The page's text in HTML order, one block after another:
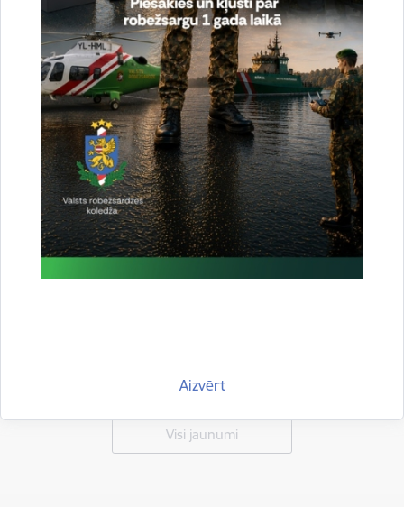
Aizvērt
Noslēgušās Valsts robežsardzes organizētas
starptautiskās operatīvi - taktiskās mācības
“RONIS 2026”
27.07.2026. Sabiedriskie pasākumi
Visi jaunumi